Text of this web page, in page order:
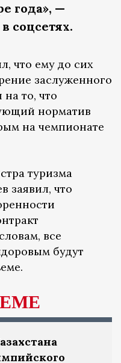
года», —
соцсетях.
что ему до сих
заслуженного
на то, что
норматив
на чемпионате
туризма
заявил, что
все
будут